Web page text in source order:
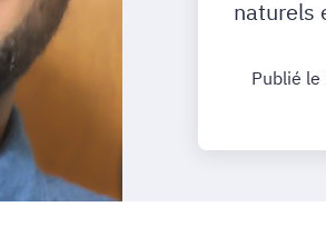
naturels
Publié